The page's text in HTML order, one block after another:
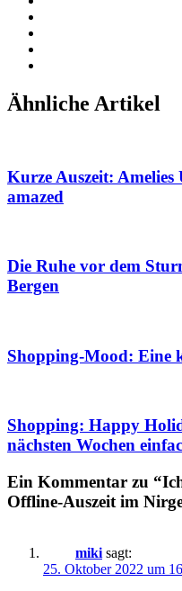
Ähnliche Artikel
Kurze Auszeit:
amazed
Die Ruhe vor dem
Bergen
Shopping-Mood: Eine
Shopping: Happy
nächsten Wochen
Ein Kommentar zu
Offline-Auszeit im
miki sagt:
25. Oktober 2022 um